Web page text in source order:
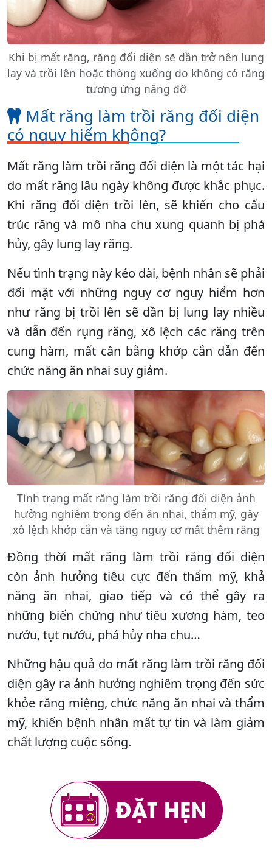
Khi bị mất răng, răng đối diện sẽ dần trở nên lung
lay và trồi lên hoặc thòng xuống do không có răng
tương ứng nâng đỡ
Mất răng làm trồi răng đối diện
có nguy hiểm không?
Mất răng làm trồi răng đối diện là một tác hại
do mất răng lâu ngày không được khắc phục.
Khi răng đối diện trồi lên, sẽ khiến cho cấu
trúc răng và mô nha chu xung quanh bị phá
hủy, gây lung lay răng.
Nếu tình trạng này kéo dài, bệnh nhân sẽ phải
đối mặt với những nguy cơ nguy hiểm hơn
như răng bị trồi lên sẽ dần bị lung lay nhiều
và dẫn đến rụng răng, xô lệch các răng trên
cung hàm, mất cân bằng khớp cắn dẫn đến
chức năng ăn nhai suy giảm.
Tình trạng mất răng làm trồi răng đối diện ảnh
hưởng nghiêm trọng đến ăn nhai, thẩm mỹ, gây
xô lệch khớp cắn và tăng nguy cơ mất thêm răng
Đồng thời mất răng làm trồi răng đối diện
còn ảnh hưởng tiêu cực đến thẩm mỹ, khả
năng ăn nhai, giao tiếp và có thể gây ra
những biến chứng như tiêu xương hàm, teo
nướu, tụt nướu, phá hủy nha chu…
Những hậu quả do mất răng làm trồi răng đối
diện gây ra ảnh hưởng nghiêm trọng đến sức
khỏe răng miệng, chức năng ăn nhai và thẩm
mỹ, khiến bệnh nhân mất tự tin và làm giảm
chất lượng cuộc sống.